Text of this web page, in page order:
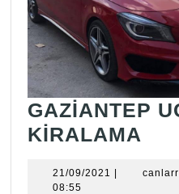
GAZİANTEP
KİRALAMA
21/09/2021 21/09/2021
|
08:55